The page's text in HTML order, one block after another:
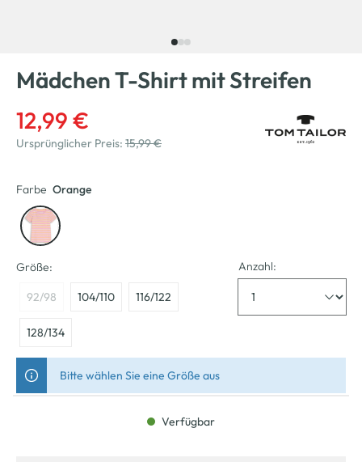
Mädchen T-Shirt mit Streifen
12,99 €
Ursprünglicher Preis: 15,99 €
Farbe Orange
Größe:
92/98 104/110 116/122
128/134
Anzahl:
Bitte wählen Sie eine Größe aus
Verfügbar